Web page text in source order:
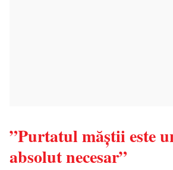
”Purtatul măștii este
absolut necesar”